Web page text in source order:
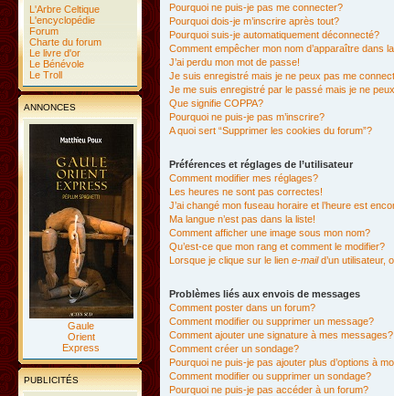
L'Arbre Celtique
L'encyclopédie
Forum
Charte du forum
Le livre d'or
Le Bénévole
Le Troll
ANNONCES
Gaule
Orient
Express
PUBLICITÉS
Pourquoi ne puis-je pas me connecter?
Pourquoi dois-je m’inscrire après tout?
Pourquoi suis-je automatiquement déconnecté?
Comment empêcher mon nom d’apparaître dans
J’ai perdu mon mot de passe!
Je suis enregistré mais je ne peux pas me
Je me suis enregistré par le passé mais je ne
Que signifie COPPA?
Pourquoi ne puis-je pas m’inscrire?
A quoi sert “Supprimer les cookies du forum”?
Préférences et réglages de l’utilisateur
Comment modifier mes réglages?
Les heures ne sont pas correctes!
J’ai changé mon fuseau horaire et l’heure est
Ma langue n’est pas dans la liste!
Comment afficher une image sous mon nom?
Qu’est-ce que mon rang et comment le modifier?
Lorsque je clique sur le lien e-maild’un utilisateur,
Problèmes liés aux envois de messages
Comment poster dans un forum?
Comment modifier ou supprimer un message?
Comment ajouter une signature à mes messages?
Comment créer un sondage?
Pourquoi ne puis-je pas ajouter plus d’options à
Comment modifier ou supprimer un sondage?
Pourquoi ne puis-je pas accéder à un forum?